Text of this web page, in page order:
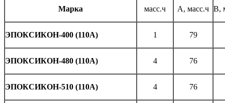
Марка масс.ч А, масс.ч В,
ЭПОКСИКОН-400 (110А) 1 79
ЭПОКСИКОН-480 (110А) 4 76
ЭПОКСИКОН-510 (110А) 4 76